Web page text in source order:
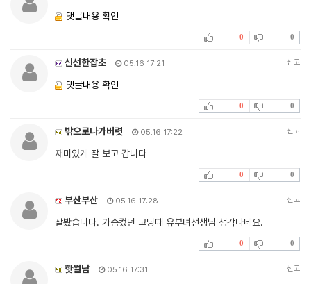
댓글내용 확인
0 0
신선한잡초 05.16 17:21 신고
댓글내용 확인
0 0
밖으로나가버렷 05.16 17:22 신고
재미있게 잘 보고 갑니다
0 0
부산부산 05.16 17:28 신고
잘봤습니다. 가슴컸던 고딩때 유부녀선생님 생각나네요.
0 0
핫썰남 05.16 17:31 신고